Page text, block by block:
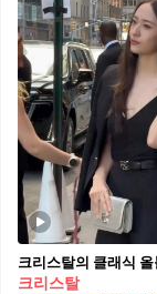
크리스탈